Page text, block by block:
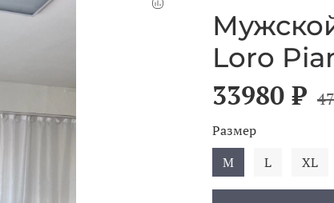
Loro
33980 ₽
Размер
M
L XL